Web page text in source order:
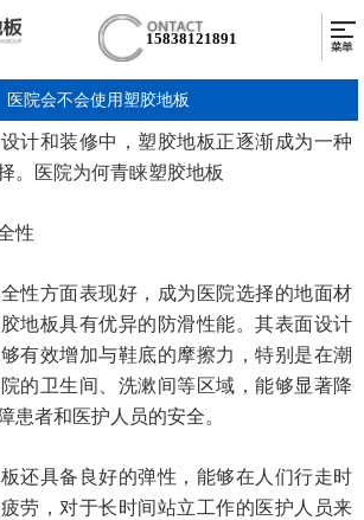
15838121891
医院会不会使用塑胶地板
和装修中，塑胶地板正逐渐成为一种
。医院为何青睐塑胶地板
性
方面表现好，成为医院选择的地面材
地板具有优异的防滑性能。其表面设计
有效增加与鞋底的摩擦力，特别是在潮
的卫生间、洗漱间等区域，能够显著降
患者和医护人员的安全。
具备良好的弹性，能够在人们行走时
劳，对于长时间站立工作的医护人员来